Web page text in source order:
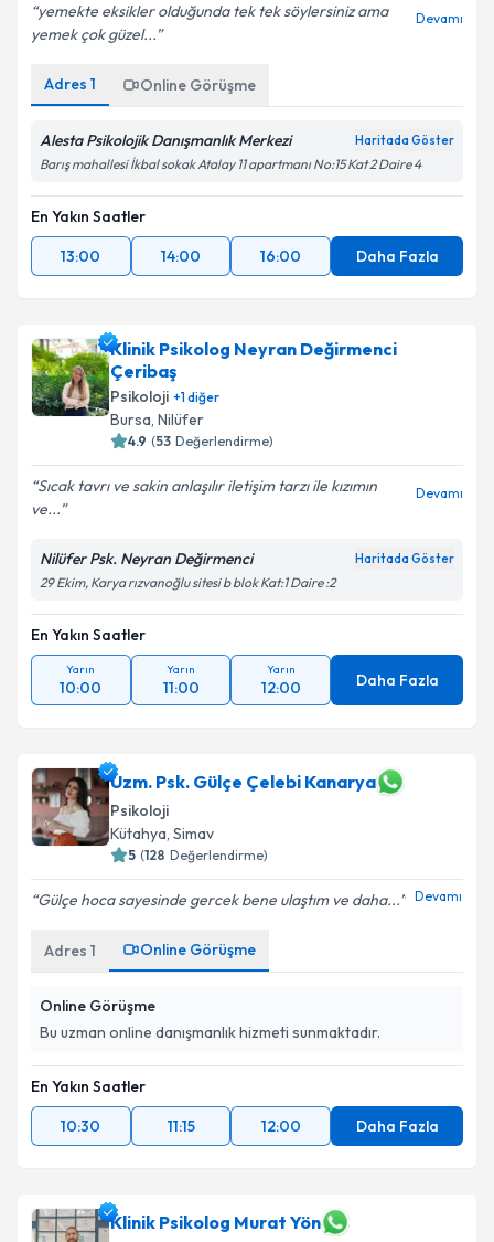
yemekte eksikler olduğunda tek tek söylersiniz ama
yemek çok güzel...
Devamı
Adres 1 Online Görüşme
Alesta Psikolojik Danışmanlık Merkezi Haritada Göster
Barış mahallesi İkbal sokak Atalay 11 apartmanı No:15 Kat 2 Daire 4
En Yakın Saatler
13:00
14:00 16:00 Daha Fazla
Klinik Psikolog Neyran Değirmenci
Çeribaş
Psikoloji +1diğer
Bursa, Nilüfer
4.9 (53 Değerlendirme)
Sıcak tavrı ve sakin anlaşılır iletişim tarzı ile kızımın
ve...
Devamı
Nilüfer Psk. Neyran Değirmenci Haritada Göster
29 Ekim, Karya rızvanoğlu sitesi b blok Kat:1 Daire :2
En Yakın Saatler
Yarın
10:00
Yarın
11:00
Yarın
12:00 Daha Fazla
Uzm. Psk. Gülçe Çelebi Kanarya
Psikoloji
Kütahya, Simav
5 (128 Değerlendirme)
Gülçe hoca sayesinde gercek bene ulaştım ve daha... Devamı
Adres 1 Online Görüşme
Online Görüşme
Bu uzman online danışmanlık hizmeti sunmaktadır.
En Yakın Saatler
10:30
11:15 12:00 Daha Fazla
Klinik Psikolog Murat Yön